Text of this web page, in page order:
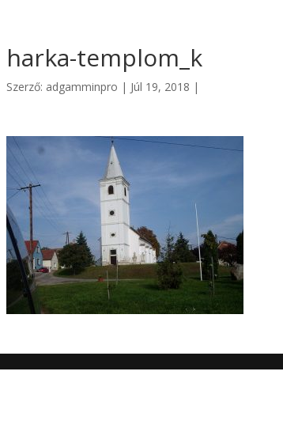
harka-templom_k
Szerző: adgamminpro | Júl 19, 2018 |